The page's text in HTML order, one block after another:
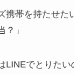
携帯を持たせた
？」
LINEでとりた